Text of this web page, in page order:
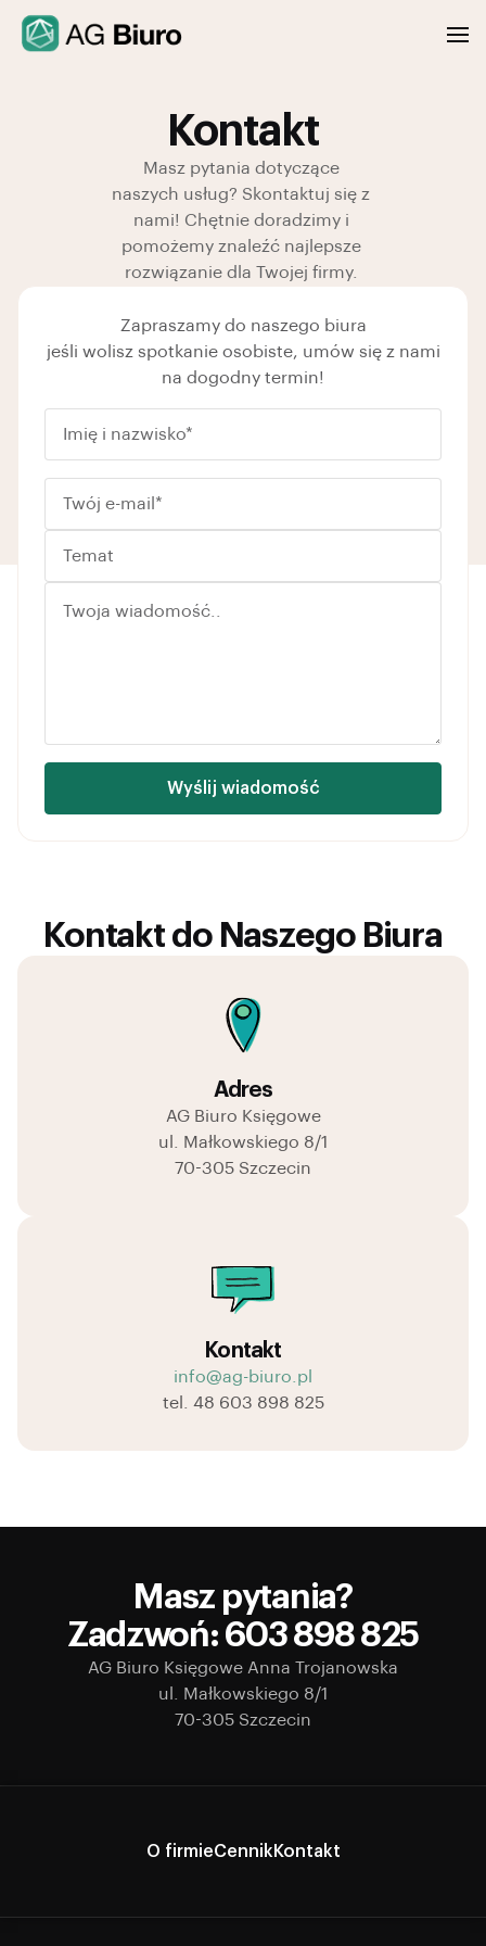
Kontakt
Masz pytania dotyczące
naszych usług? Skontaktuj się z
nami! Chętnie doradzimy i
pomożemy znaleźć najlepsze
rozwiązanie dla Twojej firmy.
Zapraszamy do naszego biura
jeśli wolisz spotkanie osobiste, umów się z nami
na dogodny termin!
Wyślij wiadomość
Kontakt do Naszego Biura
Adres
AG Biuro Księgowe
ul. Małkowskiego 8/1
70-305 Szczecin
Kontakt
info@ag-biuro.pl
tel. 48 603 898 825
Masz pytania?
Zadzwoń: 603 898 825
AG Biuro Księgowe Anna Trojanowska
ul. Małkowskiego 8/1
70-305 Szczecin
O firmieCennik Kontakt